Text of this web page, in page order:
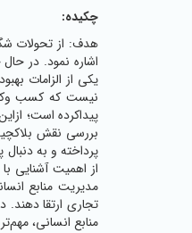
چکیده:
هدف: از تحولات
اشاره نمود. در
یکی از الزامات
نیست که کسب
پیداکرده است؛
بررسی نقش
پرداخته و به
از اهمیت آشنایی
مدیریت منابع
تجاری ارتقا
منابع انسانی،